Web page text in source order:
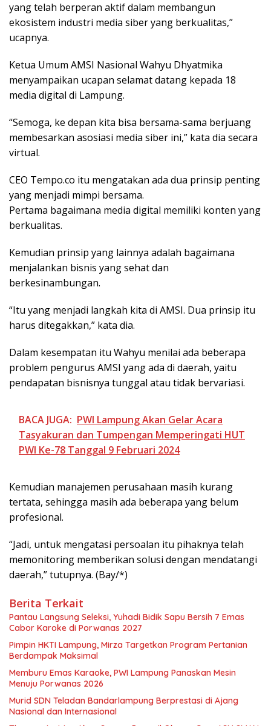
yang telah berperan aktif dalam membangun
ekosistem industri media siber yang berkualitas,”
ucapnya.
Ketua Umum AMSI Nasional Wahyu Dhyatmika
menyampaikan ucapan selamat datang kepada 18
media digital di Lampung.
“Semoga, ke depan kita bisa bersama-sama berjuang
membesarkan asosiasi media siber ini,” kata dia secara
virtual.
CEO Tempo.co itu mengatakan ada dua prinsip penting
yang menjadi mimpi bersama.
Pertama bagaimana media digital memiliki konten yang
berkualitas.
Kemudian prinsip yang lainnya adalah bagaimana
menjalankan bisnis yang sehat dan
berkesinambungan.
“Itu yang menjadi langkah kita di AMSI. Dua prinsip itu
harus ditegakkan,” kata dia.
Dalam kesempatan itu Wahyu menilai ada beberapa
problem pengurus AMSI yang ada di daerah, yaitu
pendapatan bisnisnya tunggal atau tidak bervariasi.
BACA JUGA: PWI Lampung Akan Gelar Acara
Tasyakuran dan Tumpengan Memperingati HUT
PWI Ke-78 Tanggal 9 Februari 2024
Kemudian manajemen perusahaan masih kurang
tertata, sehingga masih ada beberapa yang belum
profesional.
“Jadi, untuk mengatasi persoalan itu pihaknya telah
memonitoring memberikan solusi dengan mendatangi
daerah,” tutupnya. (Bay/*)
Berita Terkait
Pantau Langsung Seleksi, Yuhadi Bidik Sapu Bersih 7 Emas
Cabor Karoke di Porwanas 2027
Pimpin HKTI Lampung, Mirza Targetkan Program Pertanian
Berdampak Maksimal
Memburu Emas Karaoke, PWI Lampung Panaskan Mesin
Menuju Porwanas 2026
Murid SDN Teladan Bandarlampung Berprestasi di Ajang
Nasional dan Internasional